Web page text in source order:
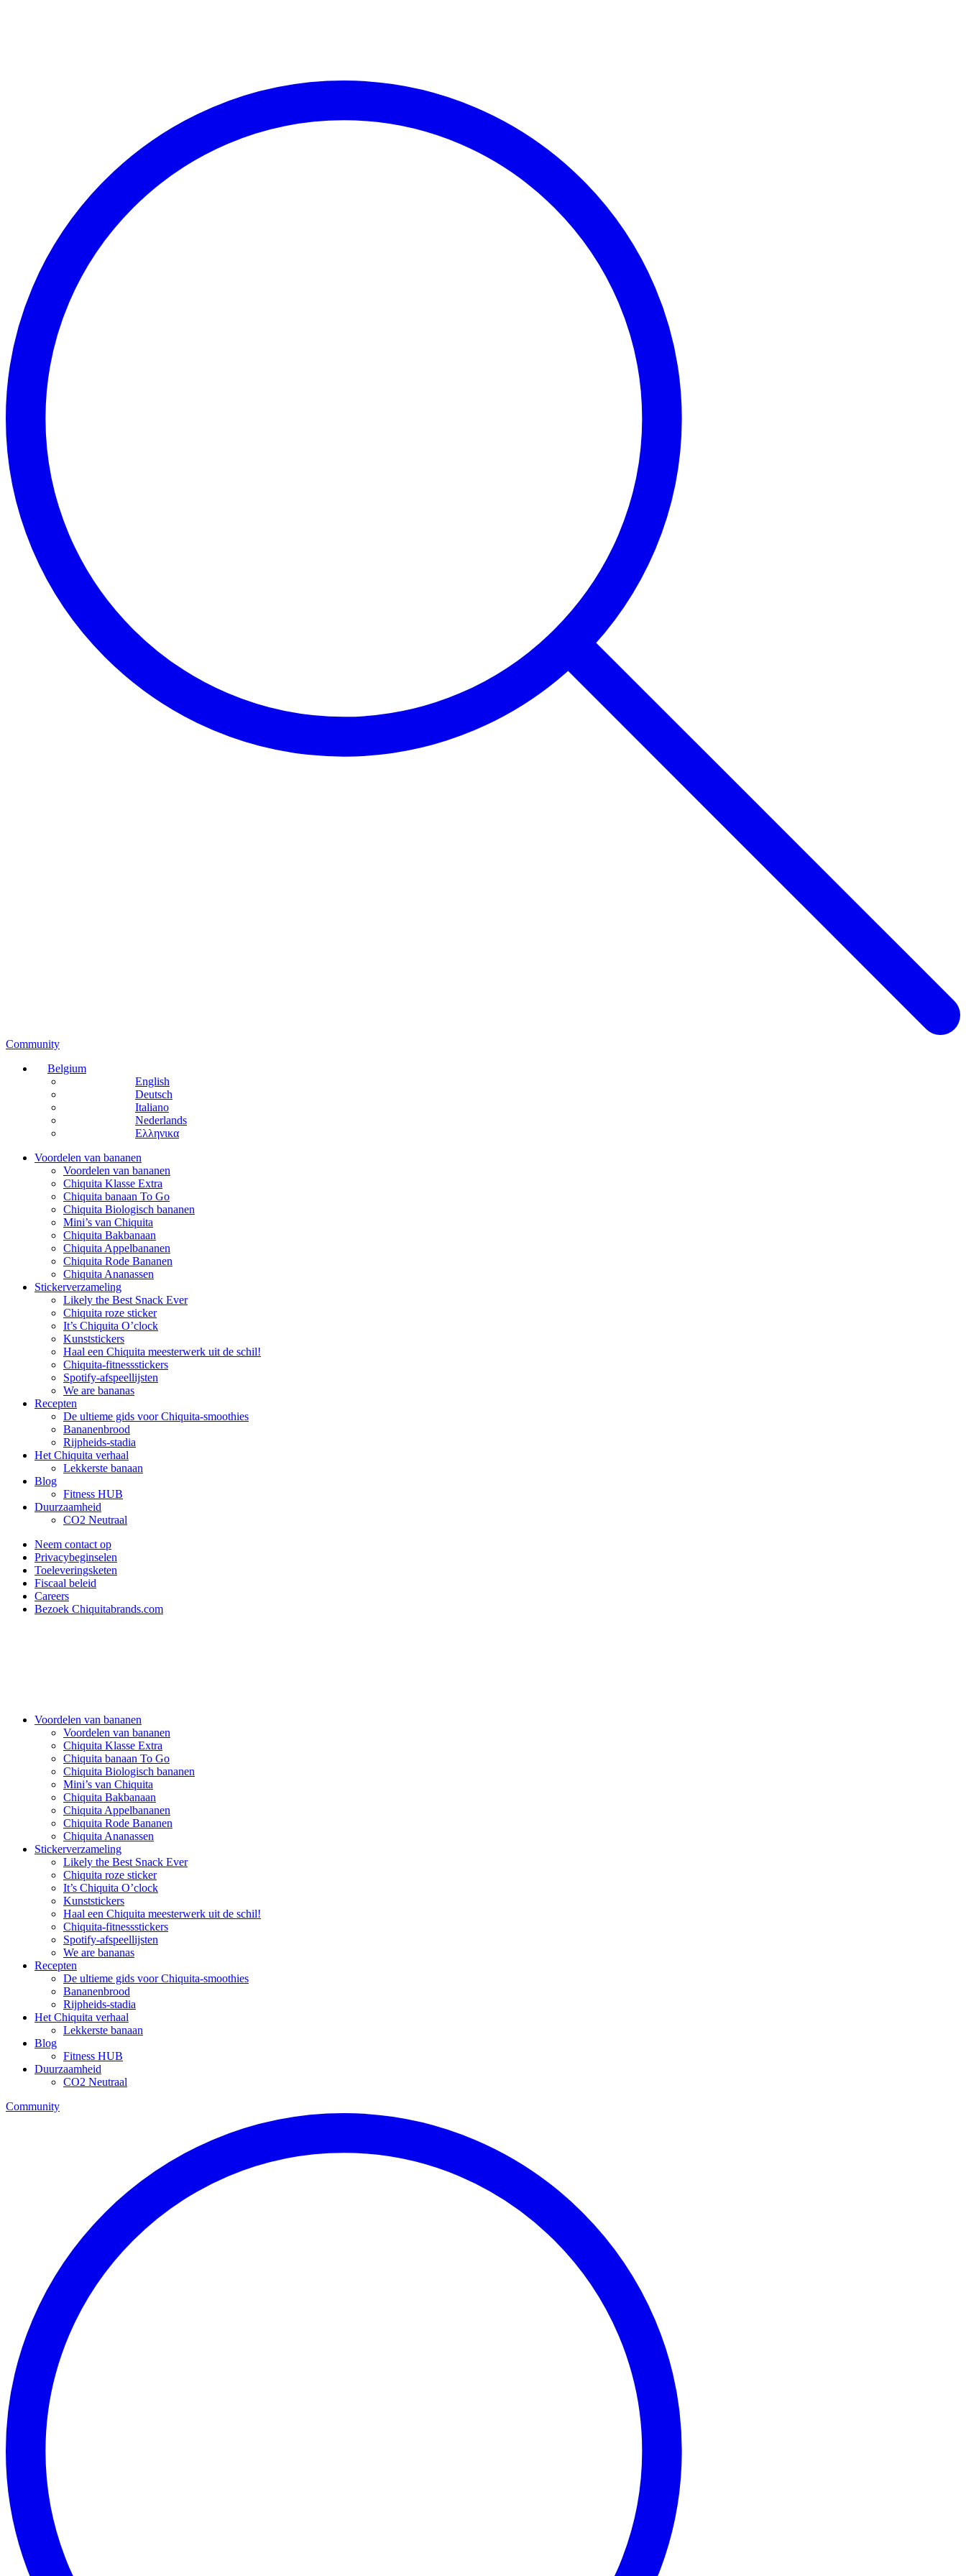
Community
Belgium
English
Deutsch
Italiano
Nederlands
Ελληνικα
Voordelen van bananen
Voordelen van bananen
Chiquita Klasse Extra
Chiquita banaan To Go
Chiquita Biologisch bananen
Mini’s van Chiquita
Chiquita Bakbanaan
Chiquita Appelbananen
Chiquita Rode Bananen
Chiquita Ananassen
Stickerverzameling
Likely the Best Snack Ever
Chiquita roze sticker
It’s Chiquita O’clock
Kunststickers
Haal een Chiquita meesterwerk uit de schil!
Chiquita-fitnessstickers
Spotify-afspeellijsten
We are bananas
Recepten
De ultieme gids voor Chiquita-smoothies
Bananenbrood
Rijpheids-stadia
Het Chiquita verhaal
Lekkerste banaan
Blog
Fitness HUB
Duurzaamheid
CO2 Neutraal
Neem contact op
Privacybeginselen
Toeleveringsketen
Fiscaal beleid
Careers
Bezoek Chiquitabrands.com
Voordelen van bananen
Voordelen van bananen
Chiquita Klasse Extra
Chiquita banaan To Go
Chiquita Biologisch bananen
Mini’s van Chiquita
Chiquita Bakbanaan
Chiquita Appelbananen
Chiquita Rode Bananen
Chiquita Ananassen
Stickerverzameling
Likely the Best Snack Ever
Chiquita roze sticker
It’s Chiquita O’clock
Kunststickers
Haal een Chiquita meesterwerk uit de schil!
Chiquita-fitnessstickers
Spotify-afspeellijsten
We are bananas
Recepten
De ultieme gids voor Chiquita-smoothies
Bananenbrood
Rijpheids-stadia
Het Chiquita verhaal
Lekkerste banaan
Blog
Fitness HUB
Duurzaamheid
CO2 Neutraal
Community